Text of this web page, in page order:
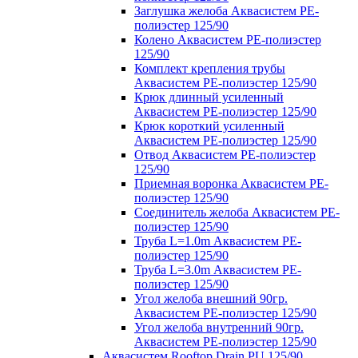
Заглушка желоба Аквасистем PE-
полиэстер 125/90
Колено Аквасистем PE-полиэстер
125/90
Комплект крепления трубы
Аквасистем PE-полиэстер 125/90
Крюк длинный усиленный
Аквасистем PE-полиэстер 125/90
Крюк короткий усиленный
Аквасистем PE-полиэстер 125/90
Отвод Аквасистем РЕ-полиэстер
125/90
Приемная воронка Аквасистем PE-
полиэстер 125/90
Соединитель желоба Аквасистем PE-
полиэстер 125/90
Труба L=1.0m Аквасистем PE-
полиэстер 125/90
Труба L=3.0m Аквасистем PE-
полиэстер 125/90
Угол желоба внешний 90гр.
Аквасистем PE-полиэстер 125/90
Угол желоба внутренний 90гр.
Аквасистем PE-полиэстер 125/90